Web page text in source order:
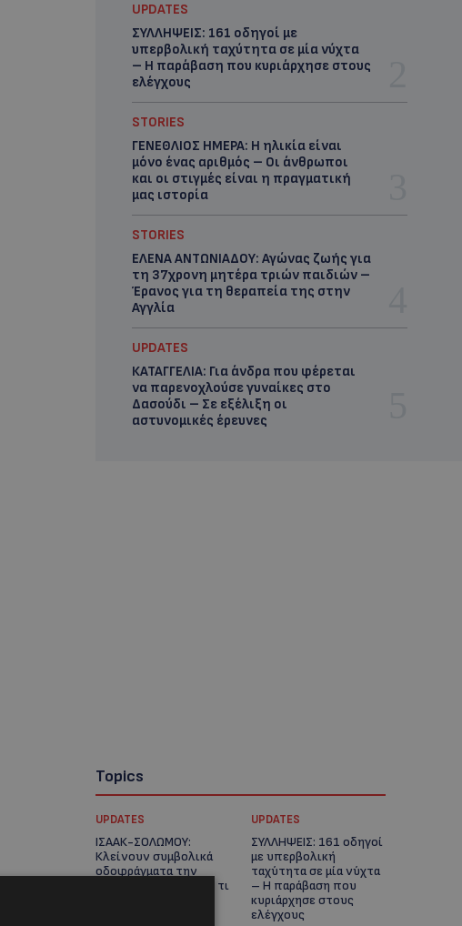
UPDATES
ΣΥΛΛΗΨΕΙΣ: 161 οδηγοί με
υπερβολική ταχύτητα σε μία νύχτα
– Η παράβαση που κυριάρχησε στους
ελέγχους
STORIES
ΓΕΝΕΘΛΙΟΣ ΗΜΕΡΑ: Η ηλικία είναι
μόνο ένας αριθμός – Οι άνθρωποι
και οι στιγμές είναι η πραγματική
μας ιστορία
STORIES
ΕΛΕΝΑ ΑΝΤΩΝΙΑΔΟΥ: Αγώνας ζωής για
τη 37χρονη μητέρα τριών παιδιών –
Έρανος για τη θεραπεία της στην
Αγγλία
UPDATES
ΚΑΤΑΓΓΕΛΙΑ: Για άνδρα που φέρεται
να παρενοχλούσε γυναίκες στο
Δασούδι – Σε εξέλιξη οι
αστυνομικές έρευνες
Topics
UPDATES
ΙΣΑΑΚ-ΣΟΛΩΜΟΥ:
Κλείνουν συμβολικά
οδοφράγματα την
Παρασκευή – Πού και τι
UPDATES
ΣΥΛΛΗΨΕΙΣ: 161 οδηγοί
με υπερβολική
ταχύτητα σε μία νύχτα
– Η παράβαση που
κυριάρχησε στους
ελέγχους